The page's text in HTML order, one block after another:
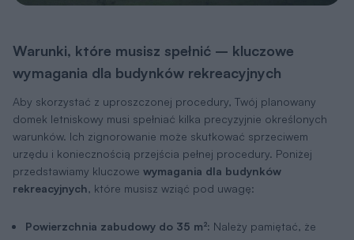
Warunki, które musisz spełnić – kluczowe
wymagania dla budynków rekreacyjnych
Aby skorzystać z uproszczonej procedury, Twój planowany
domek letniskowy musi spełniać kilka precyzyjnie określonych
warunków. Ich zignorowanie może skutkować sprzeciwem
urzędu i koniecznością przejścia pełnej procedury. Poniżej
przedstawiamy kluczowe wymagania dla budynków
rekreacyjnych, które musisz wziąć pod uwagę:
Powierzchnia zabudowy do 35 m²: Należy pamiętać, że